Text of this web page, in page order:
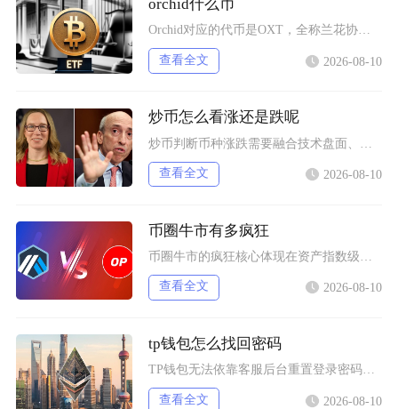
orchid什么币
Orchid对应的代币是OXT，全称兰花协议，是搭建在以太坊主网的ERC-20标准代币，核
查看全文 2026-08-10
炒币怎么看涨还是跌呢
查看全文 2026-08-10
币圈牛市有多疯狂
查看全文 2026-08-10
tp钱包怎么找回密码
TP钱包无法依靠客服后台重置登录密码，找回权限唯一合法方式依靠助记词或者私钥完成重置，没有
查看全文 2026-08-10